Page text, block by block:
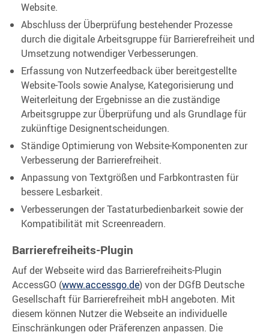
Website.
Abschluss der Überprüfung bestehender Prozesse
durch die digitale Arbeitsgruppe für Barrierefreiheit und
Umsetzung notwendiger Verbesserungen.
Erfassung von Nutzerfeedback über bereitgestellte
Website-Tools sowie Analyse, Kategorisierung und
Weiterleitung der Ergebnisse an die zuständige
Arbeitsgruppe zur Überprüfung und als Grundlage für
zukünftige Designentscheidungen.
Ständige Optimierung von Website-Komponenten zur
Verbesserung der Barrierefreiheit.
Anpassung von Textgrößen und Farbkontrasten für
bessere Lesbarkeit.
Verbesserungen der Tastaturbedienbarkeit sowie der
Kompatibilität mit Screenreadern.
Barrierefreiheits-Plugin
Auf der Webseite wird das Barrierefreiheits-Plugin
AccessGO (www.accessgo.de) von der DGfB Deutsche
Gesellschaft für Barrierefreiheit mbH angeboten. Mit
diesem können Nutzer die Webseite an individuelle
Einschränkungen oder Präferenzen anpassen. Die